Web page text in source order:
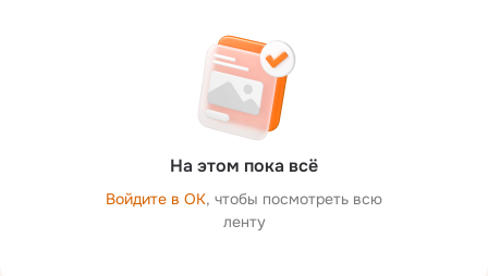
На этом пока всё
Войдите в ОК, чтобы посмотреть всю
ленту